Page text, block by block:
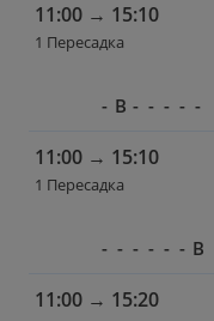
11:00 → 15:10
1 Пересадка
- В - - - - -
11:00 → 15:10
1 Пересадка
- - - - - - В
11:00 → 15:20